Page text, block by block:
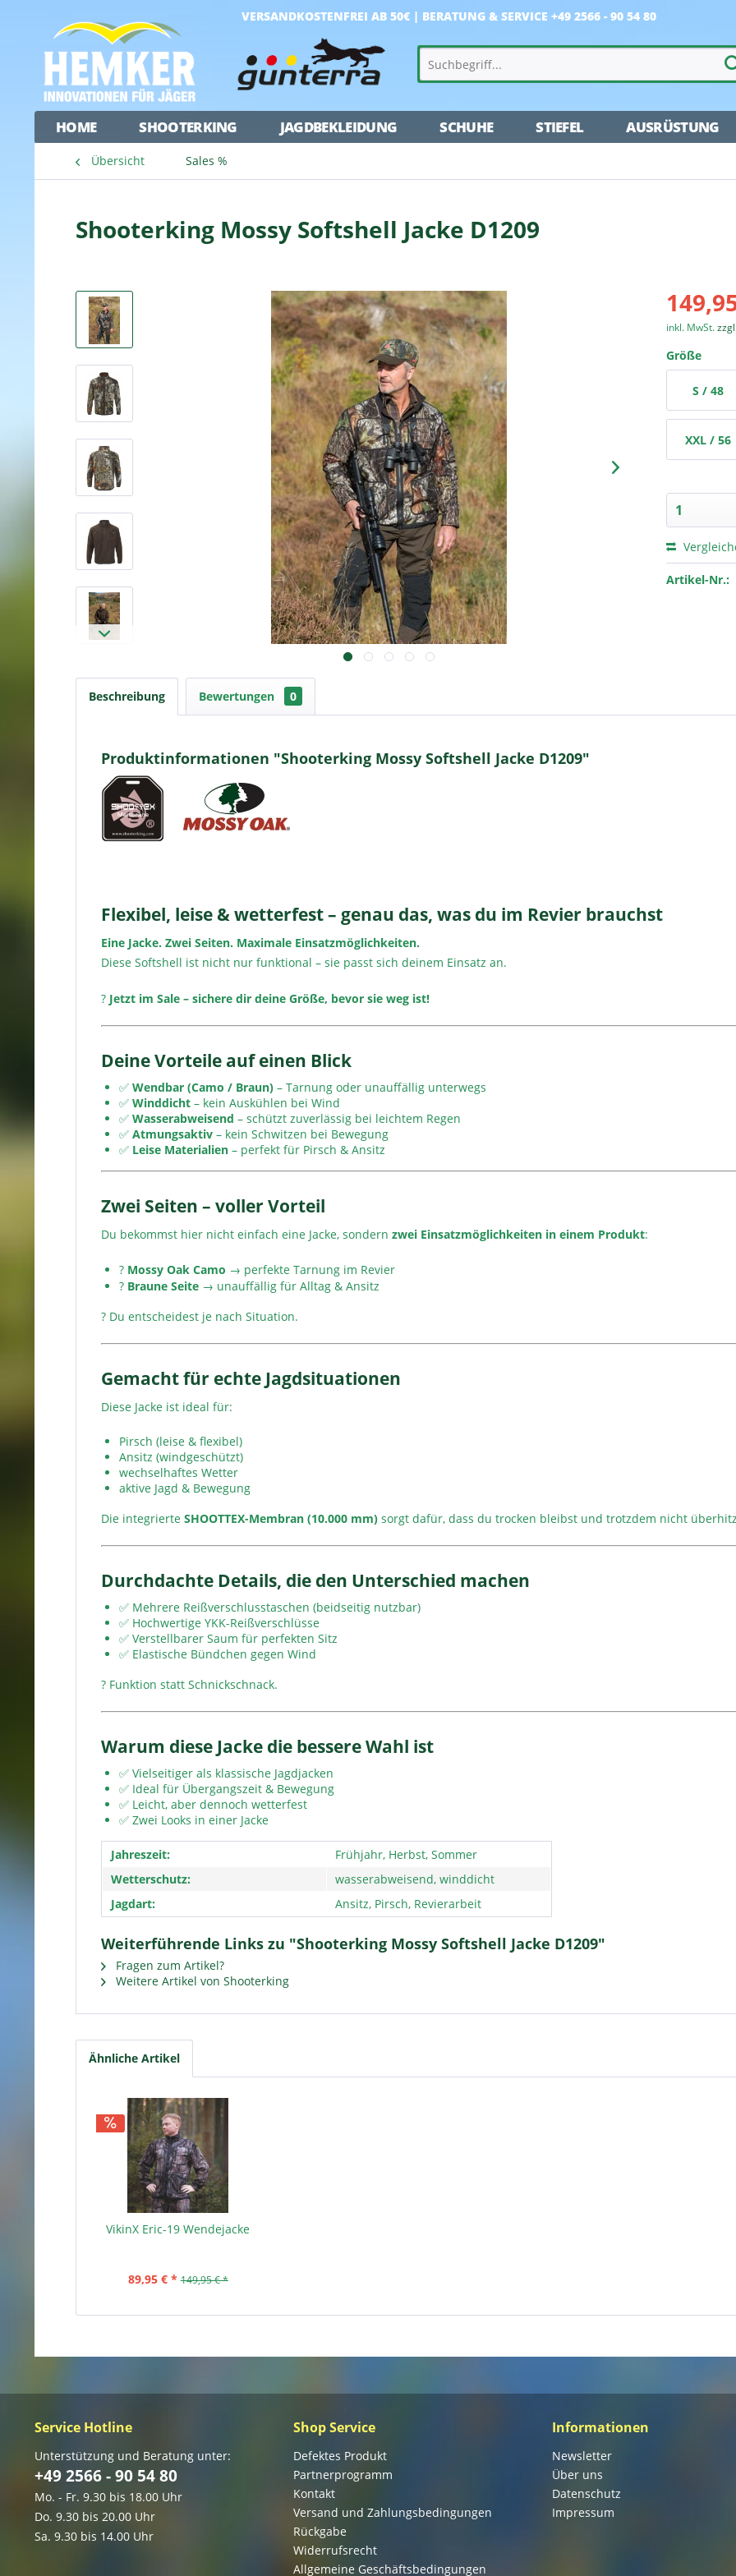
VERSANDKOSTENFREI AB 50€ | BERATUNG & SERVICE +49 2566 - 90 54 80
HOME SHOOTERKING JAGDBEKLEIDUNG SCHUHE STIEFEL AUSRÜSTUNG
Übersicht Sales %
Shooterking Mossy Softshell Jacke D1209
inkl. MwSt.
Größe
S / 48
XXL / 56
Artikel-Nr.:
Beschreibung Bewertungen 0
Produktinformationen "Shooterking Mossy Softshell Jacke D1209"
Flexibel, leise & wetterfest – genau das, was du im Revier brauchst
Eine Jacke. Zwei Seiten. Maximale Einsatzmöglichkeiten.
Diese Softshell ist nicht nur funktional – sie passt sich deinem Einsatz an.
? Jetzt im Sale – sichere dir deine Größe, bevor sie weg ist!
Deine Vorteile auf einen Blick
✅ Wendbar (Camo / Braun) – Tarnung oder unauffällig unterwegs
✅ Winddicht – kein Auskühlen bei Wind
✅ Wasserabweisend – schützt zuverlässig bei leichtem Regen
✅ Atmungsaktiv – kein Schwitzen bei Bewegung
✅ Leise Materialien – perfekt für Pirsch & Ansitz
Zwei Seiten – voller Vorteil
Du bekommst hier nicht einfach eine Jacke, sondern zwei Einsatzmöglichkeiten in einem Produkt:
? Mossy Oak Camo → perfekte Tarnung im Revier
? Braune Seite → unauffällig für Alltag & Ansitz
? Du entscheidest je nach Situation.
Gemacht für echte Jagdsituationen
Diese Jacke ist ideal für:
Pirsch (leise & flexibel)
Ansitz (windgeschützt)
wechselhaftes Wetter
aktive Jagd & Bewegung
Die integrierte SHOOTTEX-Membran (10.000 mm) sorgt dafür, dass du trocken bleibst und trotzdem nicht
Durchdachte Details, die den Unterschied machen
✅ Mehrere Reißverschlusstaschen (beidseitig nutzbar)
✅ Hochwertige YKK-Reißverschlüsse
✅ Verstellbarer Saum für perfekten Sitz
✅ Elastische Bündchen gegen Wind
? Funktion statt Schnickschnack.
Warum diese Jacke die bessere Wahl ist
✅ Vielseitiger als klassische Jagdjacken
✅ Ideal für Übergangszeit & Bewegung
✅ Leicht, aber dennoch wetterfest
✅ Zwei Looks in einer Jacke
Jahreszeit:
Frühjahr, Herbst, Sommer
Wetterschutz:
wasserabweisend, winddicht
Jagdart:
Ansitz, Pirsch, Revierarbeit
Weiterführende Links zu "Shooterking Mossy Softshell Jacke D1209"
Fragen zum Artikel?
Weitere Artikel von Shooterking
Ähnliche Artikel
VikinX Eric-19 Wendejacke
89,95 € * 149,95 € *
Service Hotline
Unterstützung und Beratung unter:
+49 2566 - 90 54 80
Mo. - Fr. 9.30 bis 18.00 Uhr
Do. 9.30 bis 20.00 Uhr
Sa. 9.30 bis 14.00 Uhr
Shop Service
Defektes Produkt
Partnerprogramm
Kontakt
Versand und Zahlungsbedingungen
Rückgabe
Widerrufsrecht
Allgemeine Geschäftsbedingungen
Informationen
Newsletter
Über uns
Datenschutz
Impressum